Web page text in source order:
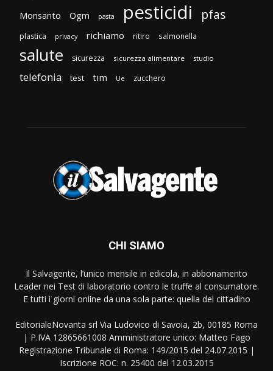
Monsanto Ogm pasta pesticidi pfas
plastica privacy richiamo ritiro salmonella
salute sicurezza sicurezza alimentare studio
telefonia test tim Ue zucchero
CHI SIAMO
Il Salvagente, l’unico mensile in edicola, in abbonamento
Leader nei Test di laboratorio contro le truffe al consumatore.
E tutti i giorni online da una sola parte: quella del cittadino
EditorialeNovanta srl Via Ludovico di Savoia, 2b, 00185 Roma
| P.IVA 12865661008 Amministratore unico: Matteo Fago
Registrazione Tribunale di Roma: 149/2015 del 24.07.2015 |
Iscrizione ROC: n. 25400 del 12.03.2015